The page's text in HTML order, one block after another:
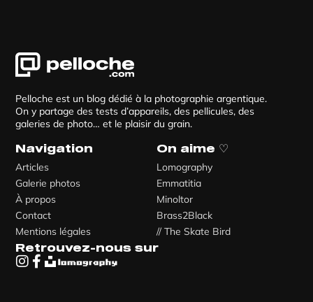
Pelloche est un blog dédié à la photographie argentique.
On y partage des tests d’appareils, des pellicules, des
galeries de photo… et le plaisir du grain.
Navigation
Articles
Galerie photos
À propos
Contact
Mentions légales
On aime ♡
Lomography
Emmatitia
Minoltor
Brass2Black
// The Skate Bird
Retrouvez-nous sur